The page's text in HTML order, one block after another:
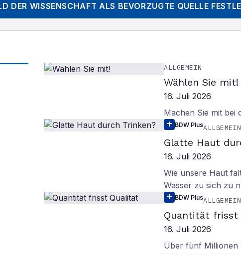
DER WISSENSCHAFT ALS BEVORZUGTE QUELLE
ALLGEMEIN
Wählen Sie mit!
16. Juli 2026
Machen Sie mit bei
BDW PlusALLGEMEIN
Glatte Haut
16. Juli 2026
Wie unsere Haut
Wasser zu sich zu
BDW PlusALLGEMEIN
Quantität frisst
16. Juli 2026
Über fünf Millionen